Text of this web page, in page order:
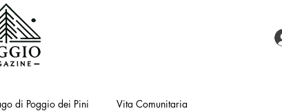
di Poggio dei Pini Vita Comunitaria